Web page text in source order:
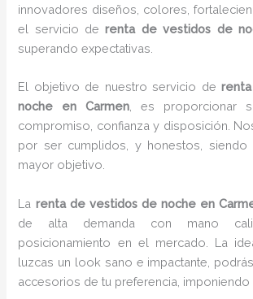
innovadores diseños, colores,
el servicio derenta de vestidos de
superando expectativas.
El objetivo de nuestro servicio de
noche en Carmen, es proporcionar
compromiso, confianza y disposición.
por ser cumplidos, y honestos, siendo
mayor objetivo.
La renta de vestidos de noche en
de alta demanda con mano
posicionamiento en el mercado. La
luzcas un look sano e impactante,
accesorios de tu preferencia, imponiendo